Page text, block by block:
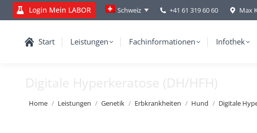
Login Mein LABOR Schweiz +41 61 319 60 60 Max
Start Leistungen Fachinformationen Infothek
Digitale Hyperkeratose (DH/HFH)
You are here:
Home Leistungen Genetik Erbkrankheiten Hund Digitale